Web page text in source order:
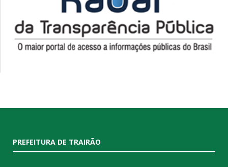
PREFEITURA DE TRAIRÃO